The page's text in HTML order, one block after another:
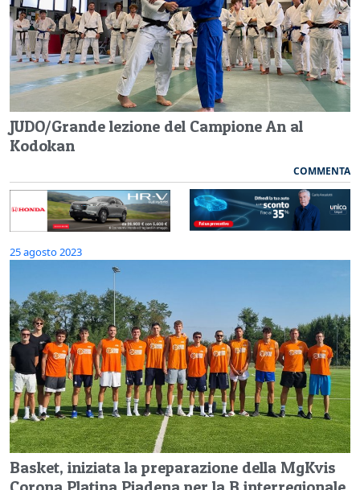
JUDO/Grande lezione del Campione An al
Kodokan
COMMENTA
25 agosto 2023
Basket, iniziata la preparazione della MgKvis